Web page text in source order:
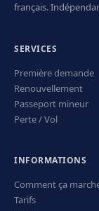
français.
SERVICES
Première demande
Renouvellement
Passeport mineur
Perte / Vol
INFORMATIONS
Comment ça
Tarifs